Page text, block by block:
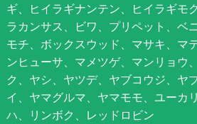
ギ、ヒイラギナンテン、ヒイラギモ
ラカンサス、ビワ、プリペット、ベ
モチ、ボックスウッド、マサキ、マ
ンヒューサ、マメツゲ、マンリョウ
ク、ヤシ、ヤツデ、ヤブコウジ、ヤ
イ、ヤマグルマ、ヤマモモ、ユーカ
ハ、リンボク、レッドロビン